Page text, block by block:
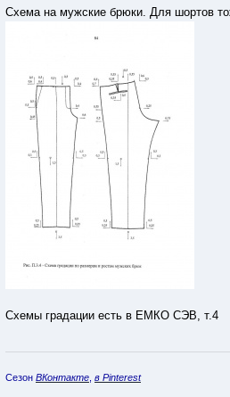
Схема на мужские брюки. Для шортов
Схемы градации есть в ЕМКО СЭВ, т.4
Сезон ВКонтакте в Pinterest